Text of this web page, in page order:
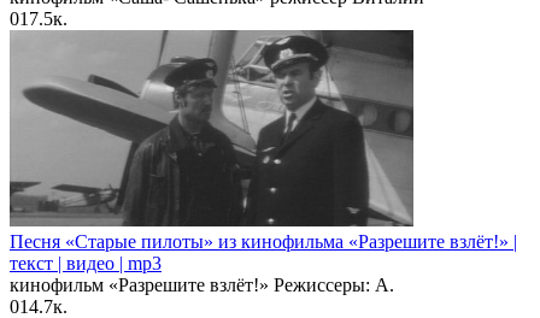
017.5к.
Песня «Старые пилоты» из кинофильма «Разрешите взлёт!» |
текст | видео | mp3
кинофильм «Разрешите взлёт!» Режиссеры: А.
014.7к.